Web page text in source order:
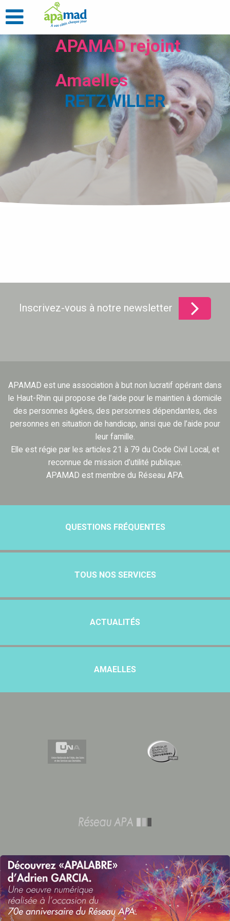
APAMAD rejoint
Amaelles
RETZWILLER
Inscrivez-vous à notre newsletter
APAMAD est une association à but non lucratif opérant dans
le Haut-Rhin qui propose de l’aide pour le maintien à domicile
des personnes âgées, des personnes dépendantes, des
personnes en situation de handicap, ainsi que de l’aide pour
leur famille.
Elle est régie par les articles 21 à 79 du Code Civil Local, et
reconnue de mission d’utilité publique.
APAMAD est membre du Réseau APA.
QUESTIONS FRÉQUENTES
TOUS NOS SERVICES
ACTUALITÉS
AMAELLES